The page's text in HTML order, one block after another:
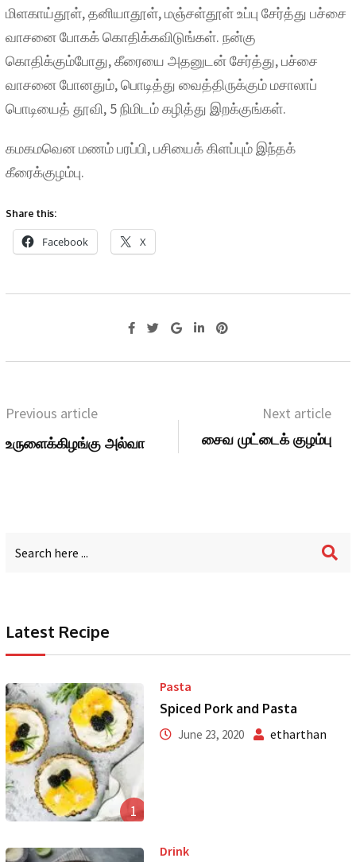
மிளகாய்தூள், தனியாதூள், மஞ்சள்தூள் உப்பு சேர்த்து பச்சை
வாசனை போகக் கொதிக்கவிடுங்கள். நன்கு
கொதிக்கும்போது, கீரையை அதனுடன் சேர்த்து, பச்சை
வாசனை போனதும், பொடித்து வைத்திருக்கும் மசாலாப்
பொடியைத் தூவி, 5 நிமிடம் கழித்து இறக்குங்கள்.
கமகமவென மணம் பரப்பி, பசியைக் கிளப்பும் இந்தக்
கீரைக்குழம்பு.
Share this:
Facebook X
Previous article
உருளைக்கிழங்கு அல்வா
Next article
சைவ முட்டைக் குழம்பு
Latest Recipe
1
Pasta
Spiced Pork and Pasta
June 23, 2020 etharthan
Drink